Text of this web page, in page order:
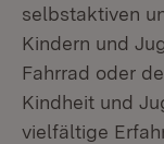
selbstaktiven
Kindern und
Fahrrad oder
Kindheit und
vielfältige